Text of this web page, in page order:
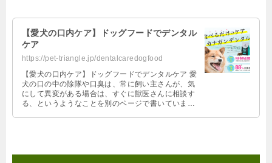
【愛犬の口内ケア】ドッグフードでデンタル
ケア
https://pet-triangle.jp/dentalcaredogfood
【愛犬の口内ケア】ドッグフードでデンタルケア 愛
犬の口の中の除隊や口臭は、常に飼い主さんが、気
にして異変がある場合は、すぐに獣医さんに相談す
る、というようなことを別のページで書いていま